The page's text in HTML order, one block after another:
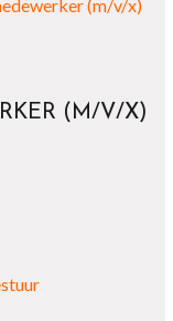
(M/V/X)